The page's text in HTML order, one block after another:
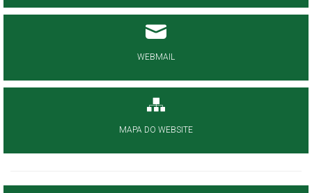
WEBMAIL
MAPA DO WEBSITE